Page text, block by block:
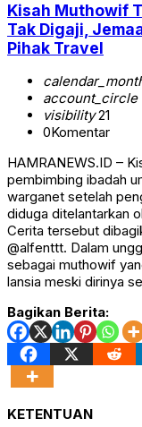
Kisah Muthowif
Tak Digaji,
Pihak Travel
account_circle
visibility21
0Komentar
HAMRANEWS.ID –
pembimbing ibadah
warganet setelah
diduga ditelantarkan
Cerita tersebut
@alfenttt. Dalam
sebagai muthowif
lansia meski dirinya
Bagikan Berita:
KETENTUAN